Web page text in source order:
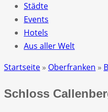
Städte
Events
Hotels
Aus aller Welt
Startseite » Oberfranken »
Schloss